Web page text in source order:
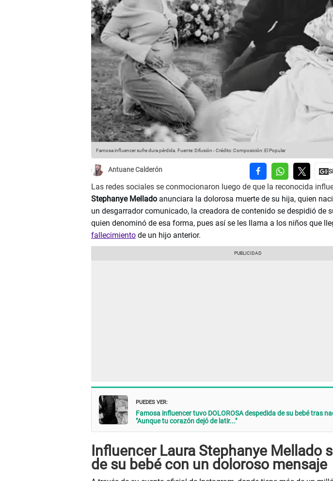
Famosa influencer sufre dura pérdida. Fuente: Difusión -Crédito: Composición: El Popular
Antuane Calderón
Las redes sociales se conmocionaron luego de que la reconocida
Stephanye Mellado anunciara la dolorosa muerte de su hija, quien
un desgarrador comunicado, la creadora de contenido se despidió de
quien denominó de esa forma, pues así se les llama a los niños que
fallecimiento de un hijo anterior.
PUEDES VER:
Famosa influencer tuvo DOLOROSA despedida de su bebé tras
"Aunque tu corazón dejó de latir..."
Influencer Laura Stephanye Mellado
de su bebé con un doloroso mensaje